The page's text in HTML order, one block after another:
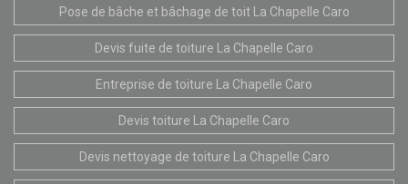
Pose de bâche et bâchage de toit La Chapelle Caro
Devis fuite de toiture La Chapelle Caro
Entreprise de toiture La Chapelle Caro
Devis toiture La Chapelle Caro
Devis nettoyage de toiture La Chapelle Caro